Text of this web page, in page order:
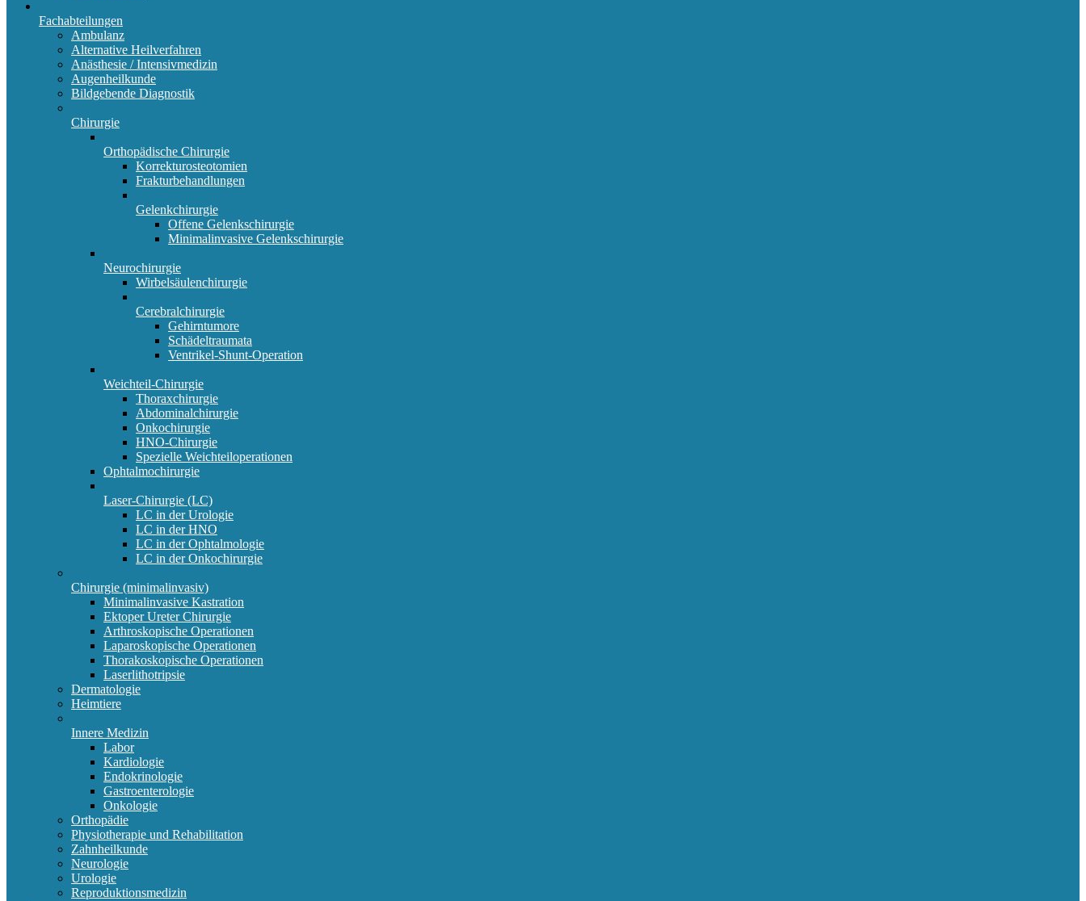
Fachabteilungen
Ambulanz
Alternative Heilverfahren
Anästhesie / Intensivmedizin
Augenheilkunde
Bildgebende Diagnostik
Chirurgie
Orthopädische Chirurgie
Korrekturosteotomien
Frakturbehandlungen
Gelenkchirurgie
Offene Gelenkschirurgie
Minimalinvasive Gelenkschirurgie
Neurochirurgie
Wirbelsäulenchirurgie
Cerebralchirurgie
Gehirntumore
Schädeltraumata
Ventrikel-Shunt-Operation
Weichteil-Chirurgie
Thoraxchirurgie
Abdominalchirurgie
Onkochirurgie
HNO-Chirurgie
Spezielle Weichteiloperationen
Ophtalmochirurgie
Laser-Chirurgie (LC)
LC in der Urologie
LC in der HNO
LC in der Ophtalmologie
LC in der Onkochirurgie
Chirurgie (minimalinvasiv)
Minimalinvasive Kastration
Ektoper Ureter Chirurgie
Arthroskopische Operationen
Laparoskopische Operationen
Thorakoskopische Operationen
Laserlithotripsie
Dermatologie
Heimtiere
Innere Medizin
Labor
Kardiologie
Endokrinologie
Gastroenterologie
Onkologie
Orthopädie
Physiotherapie und Rehabilitation
Zahnheilkunde
Neurologie
Urologie
Reproduktionsmedizin